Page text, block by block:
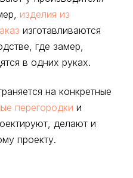
изделия из
изготавливаются
где замер,
в одних руках.
на конкретные
перегородки и
делают и
проекту.